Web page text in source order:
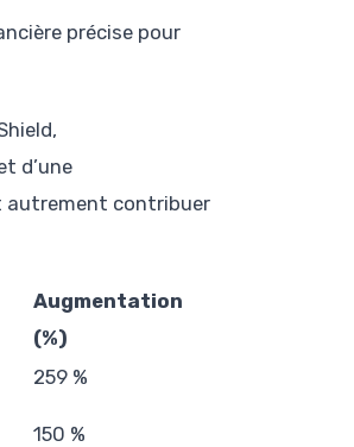
précise pour
d’une
autrement contribuer
Augmentation
(%)
259 %
150 %